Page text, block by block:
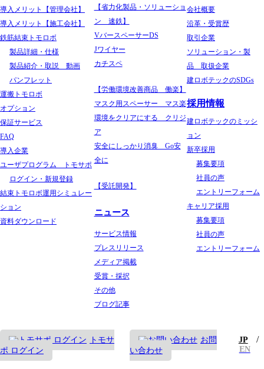
導入メリット【管理会社】
導入メリット【施工会社】
鉄筋結束トモロボ
製品詳細・仕様
製品紹介・取説 動画
パンフレット
運搬トモロボ
オプション
保証サービス
FAQ
導入企業
ユーザプログラム トモサポ
ログイン・新規登録
結束トモロボ運用シミュレー
ション
資料ダウンロード
【省力化製品・ソリューショ
ン 速鉄】
VバースペーサーDS
Jワイヤー
カチスペ
【労働環境改善商品 働楽】
マスク用スペーサー マス楽
環境をクリアにする クリジ
ア
安全にしっかり消臭 Go安
全に
【受託開発】
ニュース
サービス情報
プレスリリース
メディア掲載
受賞・採択
その他
ブログ記事
会社概要
沿革・受賞歴
取引企業
ソリューション・製
品 取扱企業
建ロボテックのSDGs
採用情報
建ロボテックのミッシ
ョン
新卒採用
募集要項
社員の声
エントリーフォーム
キャリア採用
募集要項
社員の声
エントリーフォーム
トモサ
ポ ログイン
お問
い合わせ
JP /
EN